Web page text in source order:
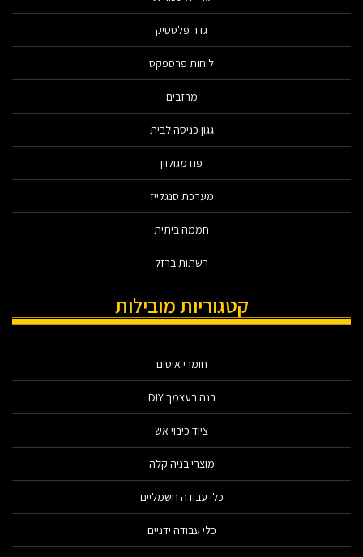
גדר פלסטיק
לוחות פרספקס
מרזבים
גגון כניסה לבית
פח מגולוון
מערכת סנגלייז
חממה ביתית
רשתות ברזל
קטגוריות מובילות
חומרי איטום
בנה בעצמך DIY
ציוד כיבוי אש
מוצרי בניה קלה
כלי עבודה חשמליים
כלי עבודה ידניים